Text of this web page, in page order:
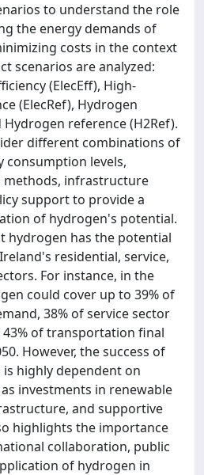
to understand the role
the energy demands of
costs in the context
scenarios are analyzed:
(ElecEff), High-
(ElecRef), Hydrogen
Hydrogen reference (H2Ref).
different combinations of
consumption levels,
infrastructure
support to provide a
of hydrogen's potential.
hydrogen has the potential
residential, service,
For instance, in the
could cover up to 39% of
38% of service sector
of transportation final
However, the success of
highly dependent on
investments in renewable
and supportive
highlights the importance
collaboration, public
of hydrogen in